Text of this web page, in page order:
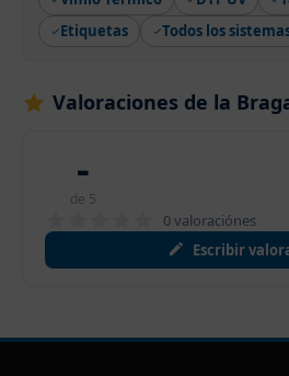
Etiquetas
Todos los
Valoraciones de la
-
de 5
0 valoraciónes
Escribir